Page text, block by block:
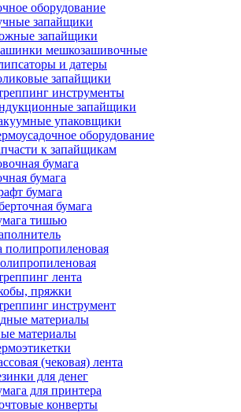
оборудование
запайщики
запайщики
мешкозашивочные
и датеры
запайщики
инструменты
запайщики
упаковщики
оборудование
к запайщикам
бумага
бумага
бумага
тишью
лента
пряжки
инструмент
материалы
(чековая) лента
для денег
для принтера
конверты